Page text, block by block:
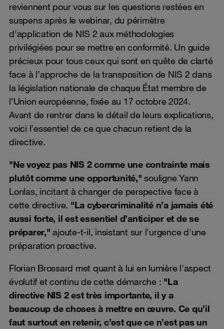
reviennent pour vous sur les questions restées en
suspens après le webinar, du périmètre
d'application de NIS 2 aux méthodologies
privilégiées pour se mettre en conformité. Un guide
précieux pour tous ceux qui sont en quête de clarté
face à l’approche de la transposition de NIS 2 dans
la législation nationale de chaque État membre de
l’Union européenne, fixée au 17 octobre 2024.
Avant de rentrer dans le détail de leurs explications,
voici l’essentiel de ce que chacun retient de la
directive.
"Ne voyez pas NIS 2 comme une contrainte mais
plutôt comme une opportunité," souligne Yann
Lonlas, incitant à changer de perspective face à
cette directive. "La cybercriminalité n’a jamais été
aussi forte, il est essentiel d’anticiper et de se
préparer,"ajoute-t-il, insistant sur l'urgence d'une
préparation proactive.
Florian Brossard met quant à lui en lumière l'aspect
évolutif et continu de cette démarche : "La
directive NIS 2 est très importante, il y a
beaucoup de choses à mettre en œuvre. Ce qu’il
faut surtout en retenir, c’est que ce n’est pas un